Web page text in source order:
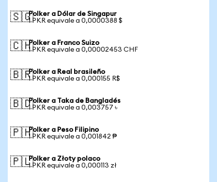
🇸🇬Polker a Dólar de Singapur
1 PKR equivale a 0,0000388 $
🇨🇭Polker a Franco Suizo
1 PKR equivale a 0,00002453 CHF
🇧🇷Polker a Real brasileño
1 PKR equivale a 0,000155 R$
🇧🇩Polker a Taka de Bangladés
1 PKR equivale a 0,003757 ৳
🇵🇭Polker a Peso Filipino
1 PKR equivale a 0,001842 ₱
🇵🇱Polker a Złoty polaco
1 PKR equivale a 0,000113 zł